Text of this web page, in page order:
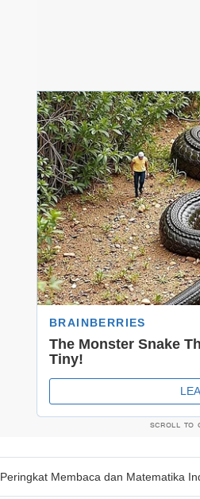
SCROLL TO
Peringkat Membaca dan Matematika